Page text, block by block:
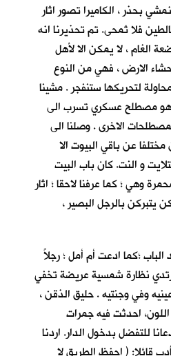
بحذر ، الكاميرا تصور اثار
فلا تُمحى. تم تحذيرنا انه
الغام ، لا يمكن الا لأهل
الارض ، فهي من النوع
لتحريكها ستنفجر . مشينا
مصطلح عسكري تسرب الى
الاخرى . وصلنا الى
عن باقي البيوت الا
و النت. كان باب البيت
وهي ؛ كما عرفنا لاحقا ؛ اثار
يتبركن بالرجل البصير ،
الباب ؛كما ادعت أم أمل ؛ رجلاً
نظارة شمسية عريضة تخفي
وفي وجنتيه . حليق الذقن ،
احدثت فيه جمرات
للتفضل بدخول الدار. اردنا